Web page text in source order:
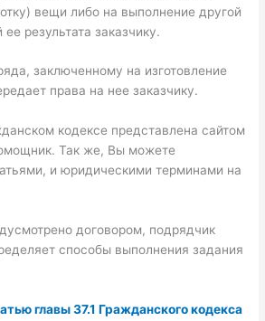
вещи либо на выполнение другой
результата заказчику.
заключенному на изготовление
права на нее заказчику.
кодексе представлена сайтом
Так же, Вы можете
и юридическими терминами на
договором, подрядчик
способы выполнения задания
главы 37.1 Гражданского кодекса